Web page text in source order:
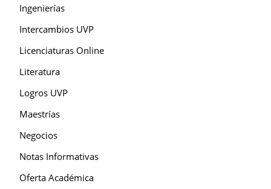
Ingenierías
Intercambios UVP
Licenciaturas Online
Literatura
Logros UVP
Maestrías
Negocios
Notas Informativas
Oferta Académica